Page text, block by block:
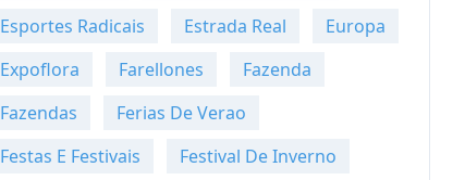
Esportes Radicais
Estrada Real
Europa
Expoflora
Farellones
Fazenda
Fazendas
Ferias De Verao
Festas E Festivais
Festival De Inverno